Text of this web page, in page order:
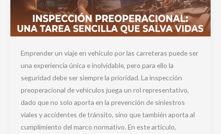
Emprender un viaje en vehículo por las carreteras puede ser
una experiencia única e inolvidable, pero para ello la
seguridad debe ser siempre la prioridad. La inspección
preoperacional de vehículos juega un rol representativo,
dado que no solo aporta en la prevención de siniestros
viales y accidentes de tránsito, sino que también aporta al
cumplimiento del marco normativo. En este artículo,